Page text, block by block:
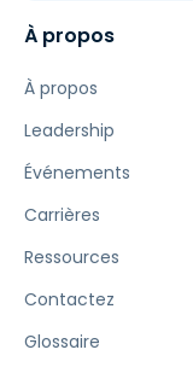
À propos
À propos
Leadership
Événements
Carrières
Ressources
Contactez
Glossaire